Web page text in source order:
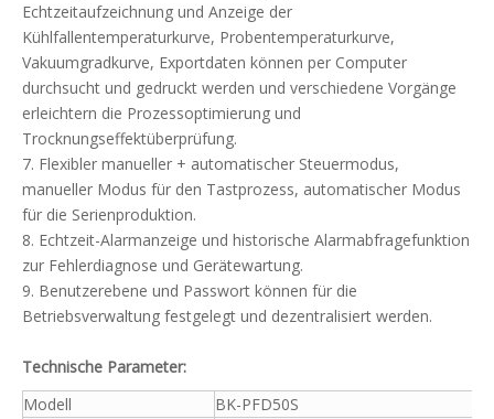
Echtzeitaufzeichnung und Anzeige der
Kühlfallentemperaturkurve, Probentemperaturkurve,
Vakuumgradkurve, Exportdaten können per Computer
durchsucht und gedruckt werden und verschiedene Vorgänge
erleichtern die Prozessoptimierung und
Trocknungseffektüberprüfung.
7. Flexibler manueller + automatischer Steuermodus,
manueller Modus für den Tastprozess, automatischer Modus
für die Serienproduktion.
8. Echtzeit-Alarmanzeige und historische Alarmabfragefunktion
zur Fehlerdiagnose und Gerätewartung.
9. Benutzerebene und Passwort können für die
Betriebsverwaltung festgelegt und dezentralisiert werden.
Technische Parameter:
Modell
BK-PFD50S